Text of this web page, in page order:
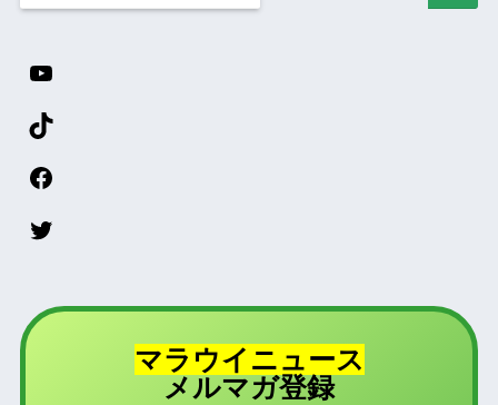
マラウイニュース
メルマガ登録